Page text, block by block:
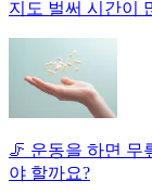
지도 벌써 시간이
🦵 운동을 하면 무
야 할까요?